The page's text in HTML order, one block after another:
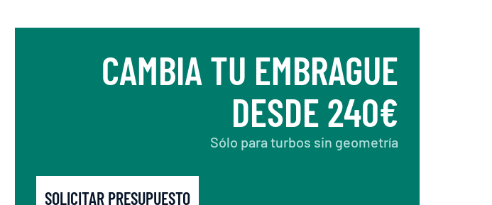
CAMBIA TU EMBRAGUE
DESDE 240€
Sólo para turbos sin geometría
SOLICITAR PRESUPUESTO